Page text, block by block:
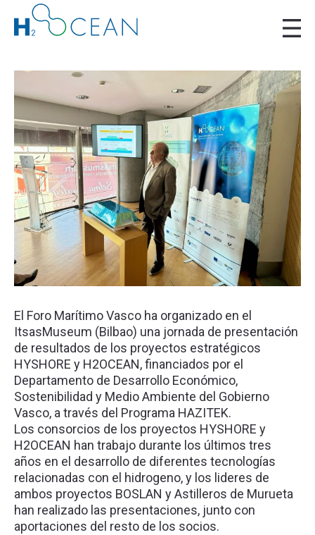
El Foro Marítimo Vasco ha organizado en el
ItsasMuseum (Bilbao) una jornada de presentación
de resultados de los proyectos estratégicos
HYSHORE y H2OCEAN, financiados por el
Departamento de Desarrollo Económico,
Sostenibilidad y Medio Ambiente del Gobierno
Vasco, a través del Programa HAZITEK.
Los consorcios de los proyectos HYSHORE y
H2OCEAN han trabajo durante los últimos tres
años en el desarrollo de diferentes tecnologías
relacionadas con el hidrogeno, y los lideres de
ambos proyectos BOSLAN y Astilleros de Murueta
han realizado las presentaciones, junto con
aportaciones del resto de los socios.